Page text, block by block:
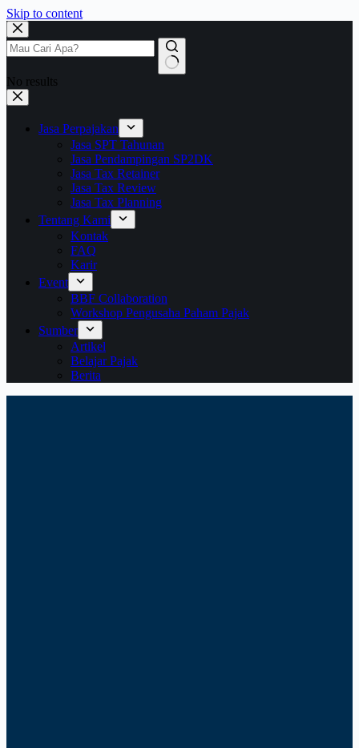
Skip to content
No results
Jasa Perpajakan
Jasa SPT Tahunan
Jasa Pendampingan SP2DK
Jasa Tax Retainer
Jasa Tax Review
Jasa Tax Planning
Tentang Kami
Kontak
FAQ
Karir
Event
BBF Collaboration
Workshop Pengusaha Paham Pajak
Sumber
Artikel
Belajar Pajak
Berita